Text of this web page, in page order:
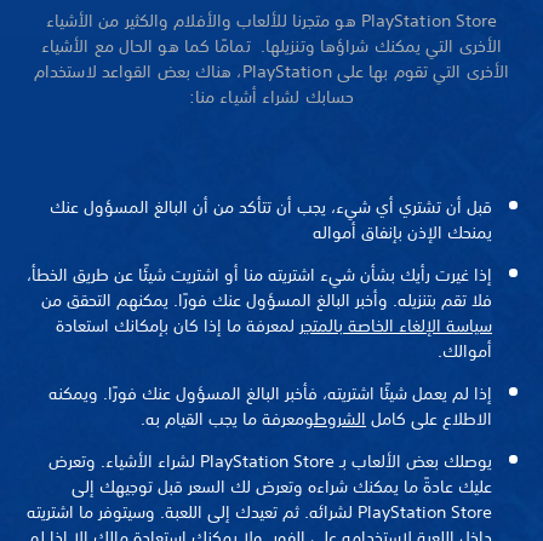
PlayStation Store هو متجرنا للألعاب والأفلام والكثير من الأشياء
الأخرى التي يمكنك شراؤها وتنزيلها. تمامًا كما هو الحال مع الأشياء
الأخرى التي تقوم بها على PlayStation، هناك بعض القواعد لاستخدام
حسابك لشراء أشياء منا:
قبل أن تشتري أي شيء، يجب أن تتأكد من أن البالغ المسؤول عنك
يمنحك الإذن بإنفاق أمواله
إذا غيرت رأيك بشأن شيء اشتريته منا أو اشتريت شيئًا عن طريق الخطأ،
فلا تقم بتنزيله. وأخبر البالغ المسؤول عنك فورًا. يمكنهم التحقق من
سياسة الإلغاء الخاصة بالمتجر لمعرفة ما إذا كان بإمكانك استعادة
أموالك.
إذا لم يعمل شيئًا اشتريته، فأخبر البالغ المسؤول عنك فورًا. ويمكنه
الاطلاع على كامل الشروطومعرفة ما يجب القيام به.
يوصلك بعض الألعاب بـ PlayStation Store لشراء الأشياء. وتعرض
عليك عادةً ما يمكنك شراءه وتعرض لك السعر قبل توجيهك إلى
PlayStation Store لشرائه. ثم تعيدك إلى اللعبة. وسيتوفر ما اشتريته